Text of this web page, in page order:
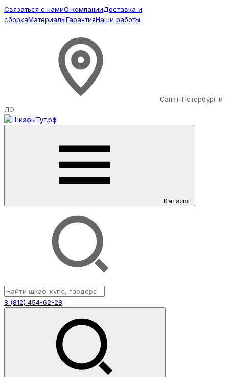
Связаться с намиО компанииДоставка и
сборкаМатериалыГарантияНаши работы
Санкт-Петербург и
ЛО
Каталог
8 (812) 454-62-28